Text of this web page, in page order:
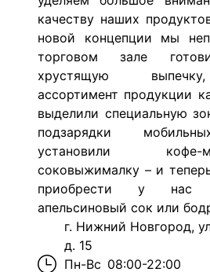
качеству наших
новой концепции мы
торговом зале
хрустящую
ассортимент продукции
выделили специальную
подзарядки
установили
соковыжималку – и
приобрести у нас
апельсиновый сок или
г. Нижний Новгород,
д. 15
Пн-Вс 08:00-22:00